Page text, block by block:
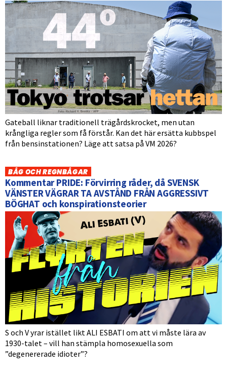
Gateball liknar traditionell trägårdskrocket, men utan
krångliga regler som få förstår. Kan det här ersätta kubbspel
från bensinstationen? Läge att satsa på VM 2026?
BÅG OCH REGNBÅGAR
Kommentar PRIDE: Förvirring råder, då SVENSK
VÄNSTER VÄGRAR TA AVSTÅND FRÅN AGGRESSIVT
BÖGHAT och konspirationsteorier
S och V yrar istället likt ALI ESBATI om att vi måste lära av
1930-talet – vill han stämpla homosexuella som
”degenererade idioter”?